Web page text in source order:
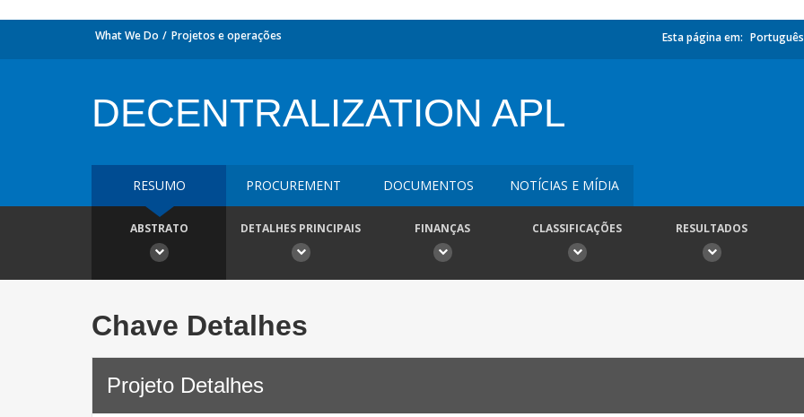
What We Do Projetos e operações Esta página em: Português
DECENTRALIZATION APL
RESUMO PROCUREMENT DOCUMENTOS NOTÍCIAS E MÍDIA
ABSTRATO DETALHES PRINCIPAIS FINANÇAS CLASSIFICAÇÕES RESULTADOS
Chave Detalhes
Projeto Detalhes